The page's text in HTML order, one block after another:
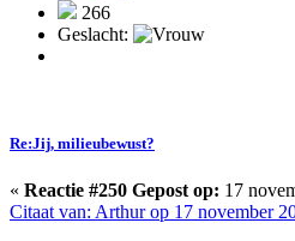
266
Geslacht:
Re:Jij, milieubewust?
« Reactie #250 Gepost op: 17
Citaat van: Arthur op 17 november